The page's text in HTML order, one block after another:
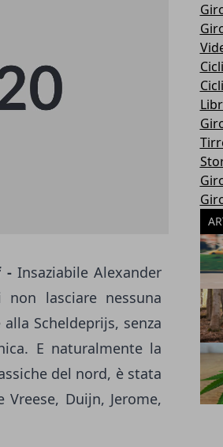
-Insaziabile Alexander
lasciare nessuna
Scheldeprijs, senza
E naturalmente la
del nord, è stata
Duijn, Jerome,